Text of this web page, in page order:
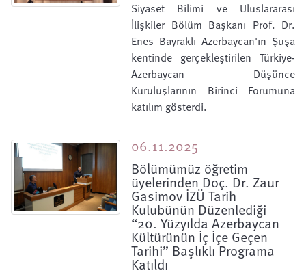
Siyaset Bilimi ve Uluslararası
İlişkiler Bölüm Başkanı Prof. Dr.
Enes Bayraklı Azerbaycan'ın Şuşa
kentinde gerçekleştirilen Türkiye-
Azerbaycan Düşünce
Kuruluşlarının Birinci Forumuna
katılım gösterdi.
06.11.2025
Bölümümüz öğretim
üyelerinden Doç. Dr. Zaur
Gasimov İZÜ Tarih
Kulubünün Düzenlediği
“20. Yüzyılda Azerbaycan
Kültürünün İç İçe Geçen
Tarihi” Başlıklı Programa
Katıldı